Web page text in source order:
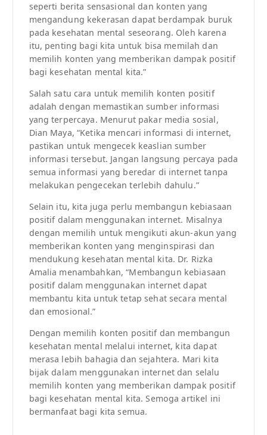
seperti berita sensasional dan konten yang
mengandung kekerasan dapat berdampak buruk
pada kesehatan mental seseorang. Oleh karena
itu, penting bagi kita untuk bisa memilah dan
memilih konten yang memberikan dampak positif
bagi kesehatan mental kita.”
Salah satu cara untuk memilih konten positif
adalah dengan memastikan sumber informasi
yang terpercaya. Menurut pakar media sosial,
Dian Maya, “Ketika mencari informasi di internet,
pastikan untuk mengecek keaslian sumber
informasi tersebut. Jangan langsung percaya pada
semua informasi yang beredar di internet tanpa
melakukan pengecekan terlebih dahulu.”
Selain itu, kita juga perlu membangun kebiasaan
positif dalam menggunakan internet. Misalnya
dengan memilih untuk mengikuti akun-akun yang
memberikan konten yang menginspirasi dan
mendukung kesehatan mental kita. Dr. Rizka
Amalia menambahkan, “Membangun kebiasaan
positif dalam menggunakan internet dapat
membantu kita untuk tetap sehat secara mental
dan emosional.”
Dengan memilih konten positif dan membangun
kesehatan mental melalui internet, kita dapat
merasa lebih bahagia dan sejahtera. Mari kita
bijak dalam menggunakan internet dan selalu
memilih konten yang memberikan dampak positif
bagi kesehatan mental kita. Semoga artikel ini
bermanfaat bagi kita semua.